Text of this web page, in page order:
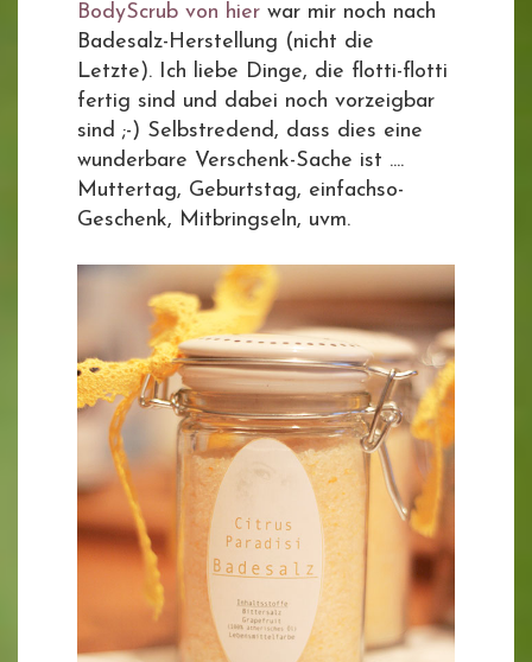
BodyScrub von hier war mir noch nach
Badesalz-Herstellung (nicht die
Letzte). Ich liebe Dinge, die flotti-flotti
fertig sind und dabei noch vorzeigbar
sind ;-) Selbstredend, dass dies eine
wunderbare Verschenk-Sache ist ....
Muttertag, Geburtstag, einfachso-
Geschenk, Mitbringseln, uvm.